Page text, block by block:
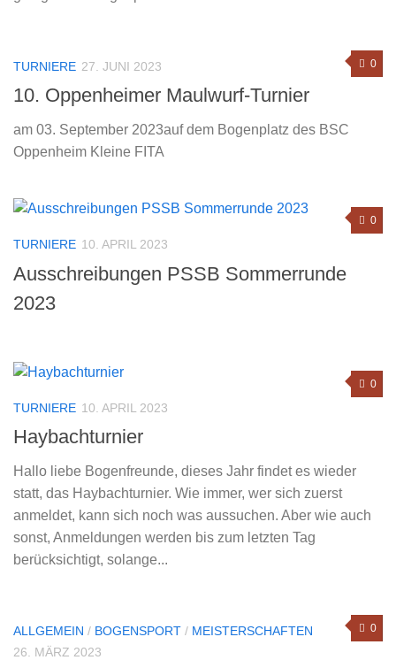
0
TURNIERE 27. JUNI 2023
10. Oppenheimer Maulwurf-Turnier
am 03. September 2023auf dem Bogenplatz des BSC
Oppenheim Kleine FITA
0
TURNIERE 10. APRIL 2023
Ausschreibungen PSSB Sommerrunde
2023
0
TURNIERE 10. APRIL 2023
Haybachturnier
Hallo liebe Bogenfreunde, dieses Jahr findet es wieder
statt, das Haybachturnier. Wie immer, wer sich zuerst
anmeldet, kann sich noch was aussuchen. Aber wie auch
sonst, Anmeldungen werden bis zum letzten Tag
berücksichtigt, solange...
0
ALLGEMEIN / BOGENSPORT / MEISTERSCHAFTEN
26. MÄRZ 2023